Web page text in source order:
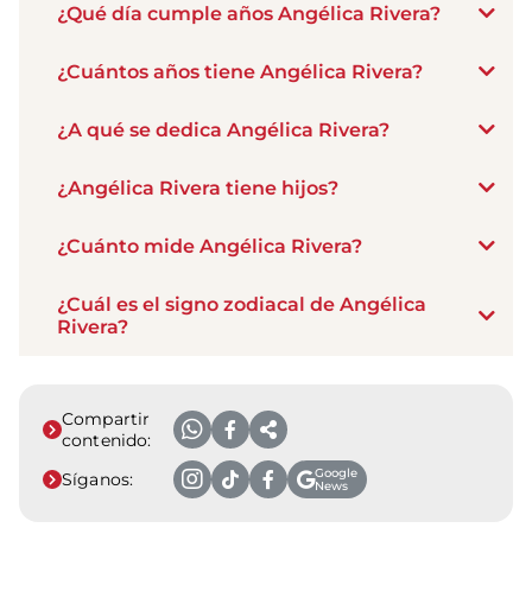
¿Qué día cumple años Angélica Rivera?
¿Cuántos años tiene Angélica Rivera?
¿A qué se dedica Angélica Rivera?
¿Angélica Rivera tiene hijos?
¿Cuánto mide Angélica Rivera?
¿Cuál es el signo zodiacal de Angélica
Rivera?
Compartir
contenido:
Síganos:
Google
News